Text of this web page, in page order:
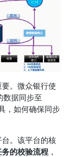
。微众银行使
数据同步至
，如何确保同步
。该平台的核
的校验流程 ，